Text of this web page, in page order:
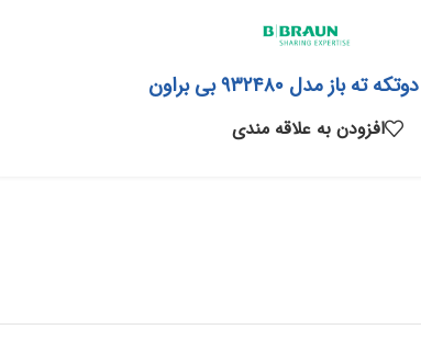
ته باز مدل ۹۳۲۴۸۰ بی براون
افزودن به علاقه مندی